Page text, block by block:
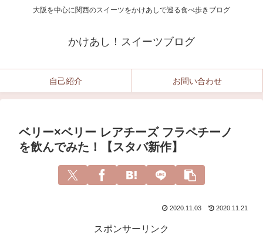
大阪を中心に関西のスイーツをかけあしで巡る食べ歩きブログ
かけあし！スイーツブログ
自己紹介 お問い合わせ
ベリー×ベリー レアチーズ フラペチーノ
を飲んでみた！【スタバ新作】
2020.11.03 2020.11.21
スポンサーリンク